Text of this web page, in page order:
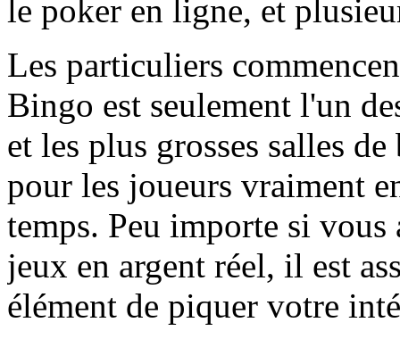
le poker en ligne, et
Les particuliers
Bingo est seulement l'un
et les plus grosses salles
pour les joueurs vraiment
temps. Peu importe si
jeux en argent réel, il est
élément de piquer votre